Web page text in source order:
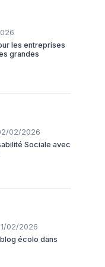
les entreprises
grandes
02/2026
Sociale avec
02/2026
écolo dans